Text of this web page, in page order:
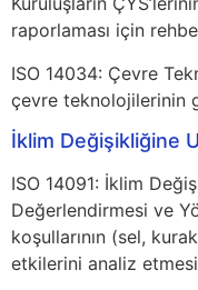
raporlaması için
ISO 14034: Çevre
çevre teknolojilerinin
İklim Değişikliğine
ISO 14091: İklim
Değerlendirmesi ve
koşullarının (sel,
etkilerini analiz